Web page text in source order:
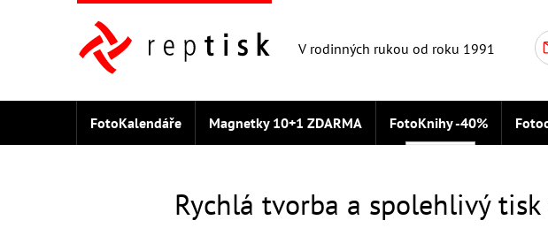
V rodinných rukou od roku 1991
FotoKalendáře Magnetky 10+1 ZDARMA FotoKnihy -40%
Rychlá tvorba a spolehlivý